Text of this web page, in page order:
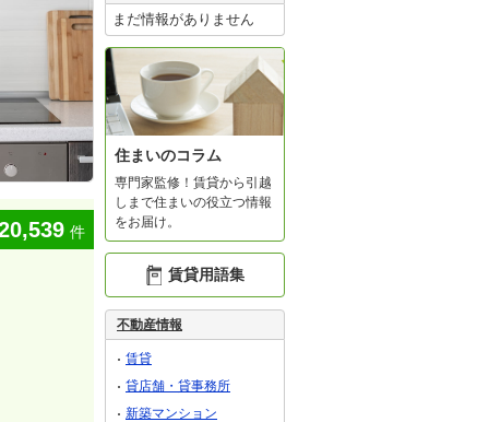
件
まだ情報がありません
住まいのコラム
専門家監修！賃貸から引越
しまで住まいの役立つ情報
をお届け。
賃貸用語集
不動産情報
賃貸
貸店舗・貸事務所
新築マンション